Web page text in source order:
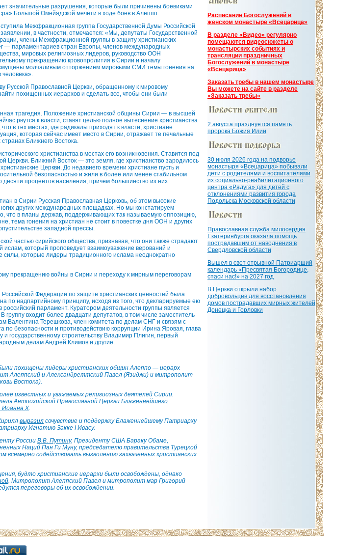
значительные разрушения, которые были причинены боевиками
Большой Омейядской мечети в ходе боев в Алеппо.
Межфракционная группа Государственной Думы Российской
в частности, отмечается: «Мы, депутаты Государственной
члены Межфракционной группы в защиту христианских
— парламентариев стран Европы, членов международных
мировых религиозных лидеров, руководство ООН
прекращению кровопролития в Сирии и началу
молчаливым отторжением мировыми СМИ темы гонения на
Русской Православной Церкви, обращенному к мировому
похищенных иерархов и сделать все, чтобы они были
трагедия. Положение христианской общины Сирии — в высшей
рвутся к власти, ставят целью полное вытеснение христианства
в тех местах, где радикалы приходят к власти, христиане
которая сейчас имеет место в Сирии, отражает те печальные
Ближнего Востока.
христианства в местах его возникновения. Ставится под
Церкви. Ближний Восток — это земля, где христианство зародилось
Церкви. До недавнего времени христиане пусть и
безопасностью и жили в более или менее стабильном
процентов населения, причем большинство из них
в Сирии Русская Православная Церковь, об этом высокие
других международных площадках. Но мы констатируем
что в планы держав, поддерживающих так называемую оппозицию,
тема гонения на христиан не стоит в повестке дня ООН и других
западной прессы.
частью сирийского общества, признавая, что они также страдают
который проповедует взаимоуважение верований и
которые лидеры традиционного ислама неоднократно
прекращению войны в Сирии и переходу к мирным переговорам
Федерации по защите христианских ценностей была
по надпартийному принципу, исходя из того, что декларируемые ею
парламент. Куратором деятельности группы является
входит более двадцати депутатов, в том числе заместитель
Валентина Терешкова, член комитета по делам СНГ и связям с
по безопасности и противодействию коррупции Ирина Яровая, глава
и государственному строительству Владимир Плигин, первый
делам Андрей Климов и другие.
похищены лидеры христианских общин Алеппо — иерарх
Алеппский и Александреттский Павел (Язиджи) и митрополит
Востока).
известных и уважаемых религиозных деятелей Сирии.
Антиохийской Православной Церкви Блаженнейшего
Иоанна X
выразил сочувствие и поддержку Блаженнейшему Патриарху
Игнатию Закке I Ивасу.
России В.В. Путину, Президенту США Бараку Обаме,
Наций Пан Ги Муну, председателю правительства Турецкой
всемерно содействовать вызволению захваченных христианских
будто христианские иерархи были освобождены, однако
. Митрополит Алеппский Павел и митрополит мар Григорий
переговоры об их освобождении.
Расписание Богослужений в
женском монастыре «Всецарица»
В разделе «Видео» регулярно
помещаются видеосюжеты о
монастырских событиях и
трансляции праздничных
Богослужений в монастыре
«Всецарица»
Заказать требы в нашем монастыре
Вы можете на сайте в разделе
«Заказать требы»
2 августа празднуется память
пророка Божия Илии
30 июля 2026 года на подворье
монастыря «Всецарица» побывали
дети с родителями и воспитателями
из социально-реабилитационного
центра «Радуга» для детей с
отклонениями развития города
Подольска Московской области
Православная служба милосердия
Екатеринбурга оказала помощь
пострадавшим от наводнения в
Свердловской области
Вышел в свет отрывной Патриарший
календарь «Пресвятая Богородице,
спаси нас!» на 2027 год
В Церкви открыли набор
добровольцев для восстановления
домов пострадавших мирных жителей
Донецка и Горловки